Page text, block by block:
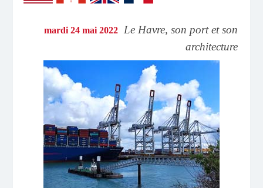
mardi 24 mai 2022
Le Havre, son port et son
architecture